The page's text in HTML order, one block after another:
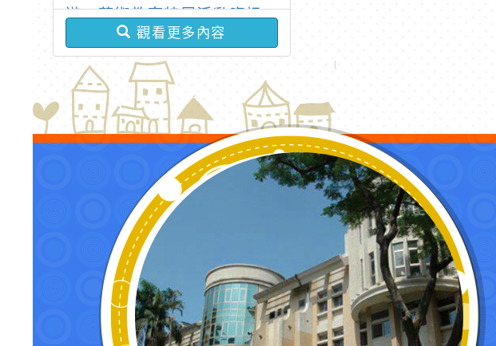
遊」藝術教育特展活動資訊
觀看更多內容